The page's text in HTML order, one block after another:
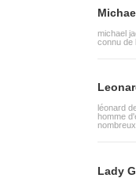
michael
connu de
léonard
homme
Lady